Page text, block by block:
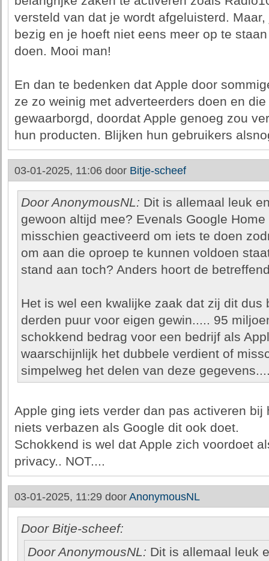
versteld van dat je wordt afgeluisterd.
bezig en je hoeft niet eens meer op te
doen. Mooi man!
En dan te bedenken dat Apple door
ze zo weinig met adverteerders doen en
gewaarborgd, doordat Apple genoeg zou
hun producten. Blijken hun gebruikers
03-01-2025, 11:06 door Bitje-scheef
Door AnonymousNL: Dit is allemaal leuk
gewoon altijd mee? Evenals Google
misschien geactiveerd om iets te doen
om aan die oproep te kunnen voldoen
stand aan toch? Anders hoort de
Het is wel een kwalijke zaak dat zij dit dus
derden puur voor eigen gewin..... 95
schokkend bedrag voor een bedrijf als
waarschijnlijk het dubbele verdient of
simpelweg het delen van deze
Apple ging iets verder dan pas activeren bij
niets verbazen als Google dit ook doet.
Schokkend is wel dat Apple zich voordoet
privacy.. NOT....
03-01-2025, 11:29 door AnonymousNL
Door Bitje-scheef:
Door AnonymousNL: Dit is allemaal leuk